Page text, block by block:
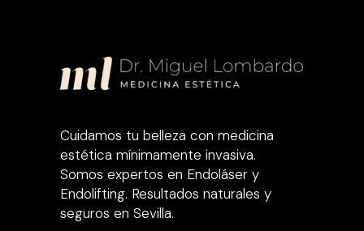
Cuidamos tu belleza con medicina
estética mínimamente invasiva.
Somos expertos en Endoláser y
Endolifting. Resultados naturales y
seguros en Sevilla.